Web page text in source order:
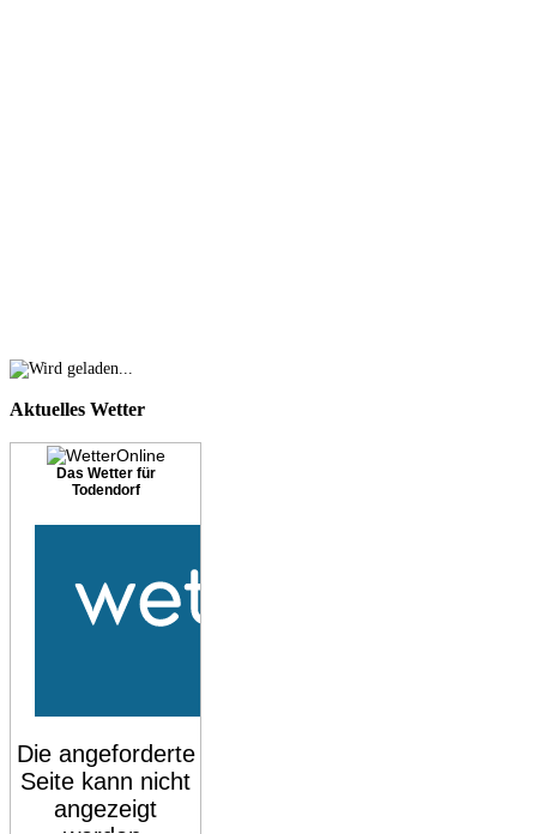
Aktuelles Wetter
Das Wetter für
Todendorf